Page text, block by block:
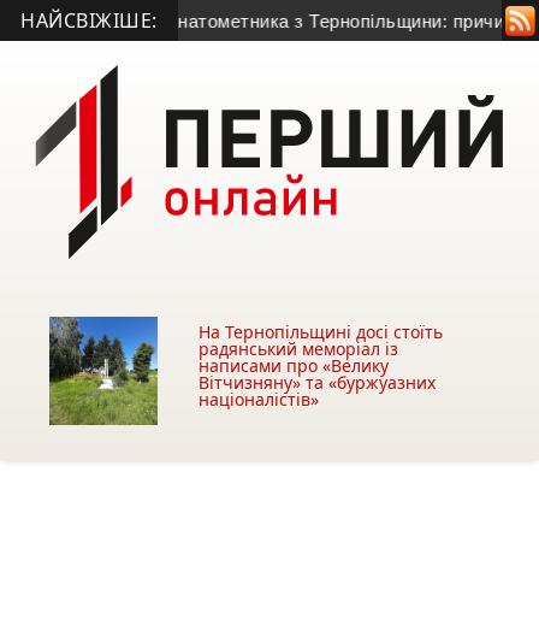
НАЙСВІЖІШЕ:
гранатометника з Тернопільщини: причина смерті –
На Тернопільщині досі стоїть
радянський меморіал із
написами про «Велику
Вітчизняну» та «буржуазних
націоналістів»